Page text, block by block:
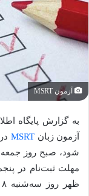
آزمون MSRT
به گزارش پایگاه
آزمون زبانMSRT